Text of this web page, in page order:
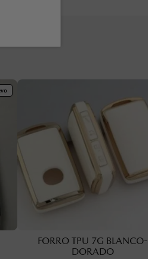
FORRO TPU 7G BLANCO-
DORADO